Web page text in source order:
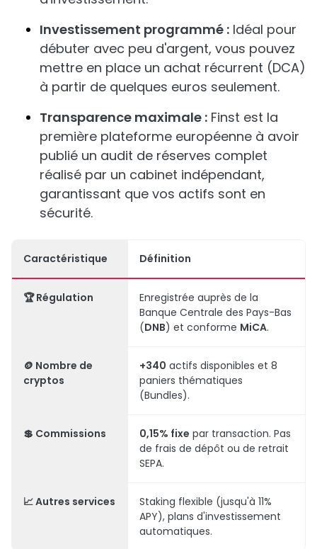
Investissement programmé : Idéal pour
débuter avec peu d'argent, vous pouvez
mettre en place un achat récurrent (DCA)
à partir de quelques euros seulement.
Transparence maximale : Finst est la
première plateforme européenne à avoir
publié un audit de réserves complet
réalisé par un cabinet indépendant,
garantissant que vos actifs sont en
sécurité.
Caractéristique Définition
🏆 Régulation
Enregistrée auprès de la
Banque Centrale des Pays-Bas
(DNB) et conforme MiCA.
🪙 Nombre de
cryptos
+340 actifs disponibles et 8
paniers thématiques
(Bundles).
💲 Commissions 0,15% fixe par transaction. Pas
de frais de dépôt ou de retrait
SEPA.
📈 Autres services
Staking flexible (jusqu'à 11%
APY), plans d'investissement
automatiques.